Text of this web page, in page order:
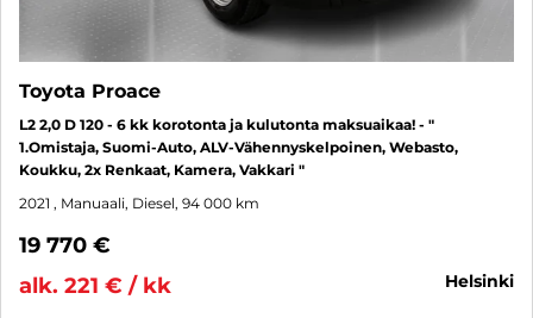
Toyota Proace
L2 2,0 D 120 - 6 kk korotonta ja kulutonta maksuaikaa! - "
1.Omistaja, Suomi-Auto, ALV-Vähennyskelpoinen, Webasto,
Koukku, 2x Renkaat, Kamera, Vakkari "
2021 , Manuaali, Diesel, 94 000 km
19 770 €
alk. 221 € / kk
helsinki